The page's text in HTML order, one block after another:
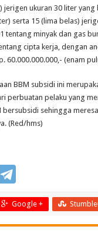
jerigen ukuran 30 liter
serta 15 (lima belas)
tentang minyak dan gas
cipta kerja, dengan
60.000.000.000,- (enam
BBM subsidi ini
perbuatan pelaku yang
sehingga
(Red/hms)
Google +